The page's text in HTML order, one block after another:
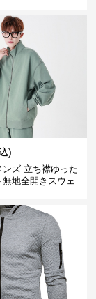
)
ンズ 立ち襟ゆった
無地全開きスウェ